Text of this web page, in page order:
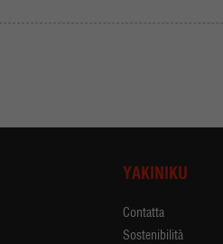
YAKINIKU
Contatta
Sostenibilità